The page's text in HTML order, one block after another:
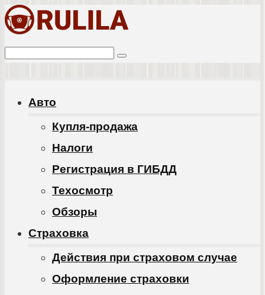
Перейти
контенту
Поиск:
Авто
Купля-продажа
Налоги
Регистрация в ГИБДД
Техосмотр
Обзоры
Cтраховка
Действия при страховом случае
Оформление страховки